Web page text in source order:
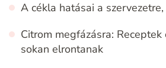
A cékla hatásai a
Citrom megfázásra:
sokan elrontanak